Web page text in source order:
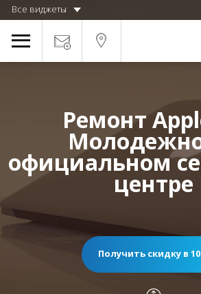
Все виджеты
Ремонт
официальном
центре
Получить скидку в